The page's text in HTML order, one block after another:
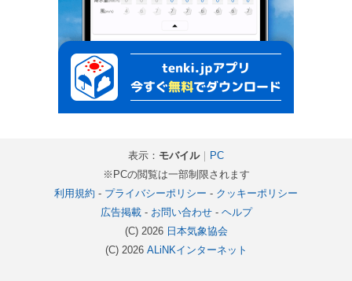
表示： モバイル｜ PC
※PCの閲覧は一部制限されます
利用規約 - プライバシーポリシー - クッキーポリシー
広告掲載- お問い合わせ- ヘルプ
(C) 2026 日本気象協会
(C) 2026 ALiNKインターネット